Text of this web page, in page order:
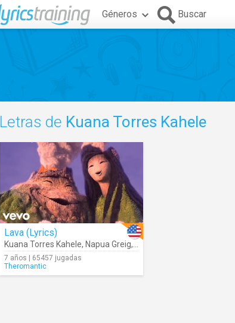
Géneros Buscar
Letras de Kuana Torres Kahele
Lava (Lyrics)
Kuana Torres Kahele, Napua Greig,
7 años | 65457 jugadas
Theromantic